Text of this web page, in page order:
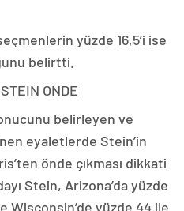
yüzde 16,5’i ise
belirtti.
ONDE
belirleyen ve
eyaletlerde Stein’in
önde çıkması dikkati
Stein, Arizona’da yüzde
Wisconsin’de yüzde 44 ile